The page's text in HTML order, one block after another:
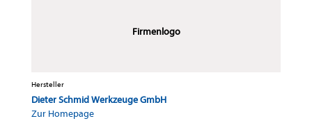
Firmenlogo
Hersteller
Dieter Schmid Werkzeuge GmbH
Zur Homepage